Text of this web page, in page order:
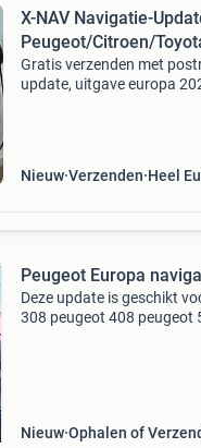
X-NAV Navigatie-
Peugeot/Citroen/
Gratis verzenden met
update, uitgave europa
Nieuw Verzenden Heel
Peugeot Europa
Deze update is geschikt
308 peugeot 408 peugeot
Nieuw Ophalen of